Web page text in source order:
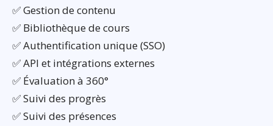
✅ Gestion de contenu
✅ Bibliothèque de cours
✅ Authentification unique (SSO)
✅ API et intégrations externes
✅ Évaluation à 360°
✅ Suivi des progrès
✅ Suivi des présences